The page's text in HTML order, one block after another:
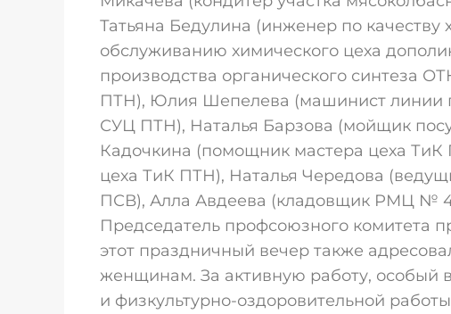
Татьяна Бедулина (инженер по
обслуживанию химического цеха
производства органического синтеза
ПТН), Юлия Шепелева (машинист линии
СУЦ ПТН), Наталья Барзова (мойщик
Кадочкина (помощник мастера цеха
цеха ТиК ПТН), Наталья Чередова
ПСВ), Алла Авдеева (кладовщик РМЦ №
Председатель профсоюзного комитета
этот праздничный вечер также
женщинам. За активную работу, особый
и физкультурно-оздоровительной